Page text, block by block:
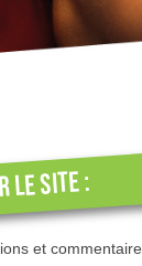
le site :
et